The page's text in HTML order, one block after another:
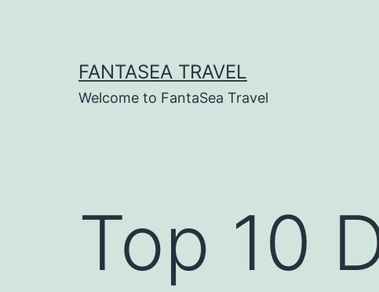
FANTASEA TRAVEL
Welcome to FantaSea Travel
Top 10